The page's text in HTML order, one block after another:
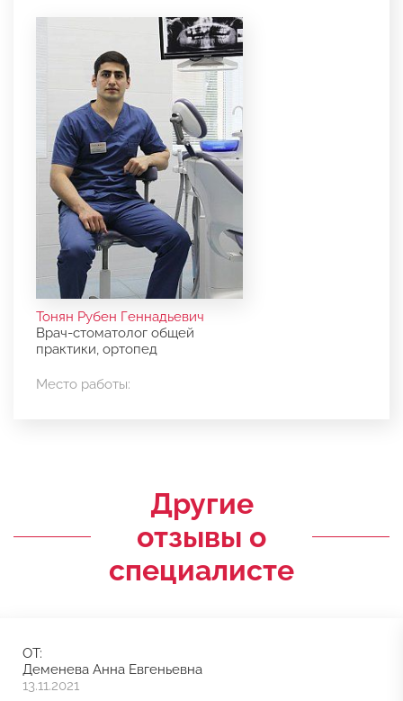
Тонян Рубен Геннадьевич
Врач-стоматолог общей
практики, ортопед
Место работы:
Другие
отзывы о
специалисте
ОТ:
Деменева Анна Евгеньевна
13.11.2021